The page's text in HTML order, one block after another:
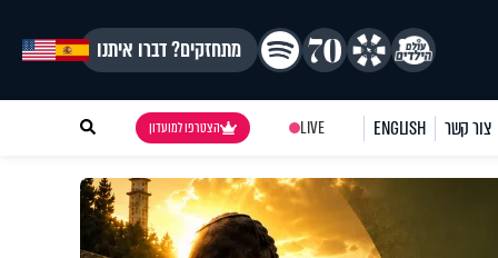
מתחזקים? דברו איתנו
צור קשר ENGLISH
LIVE הצטרפו למועדון